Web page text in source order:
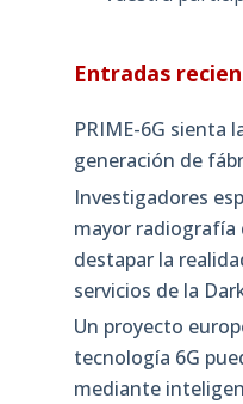
Entradas
PRIME-6G sienta
generación de
Investigadores
mayor radiografía
destapar la
servicios de la
Un proyecto
tecnología 6G
mediante